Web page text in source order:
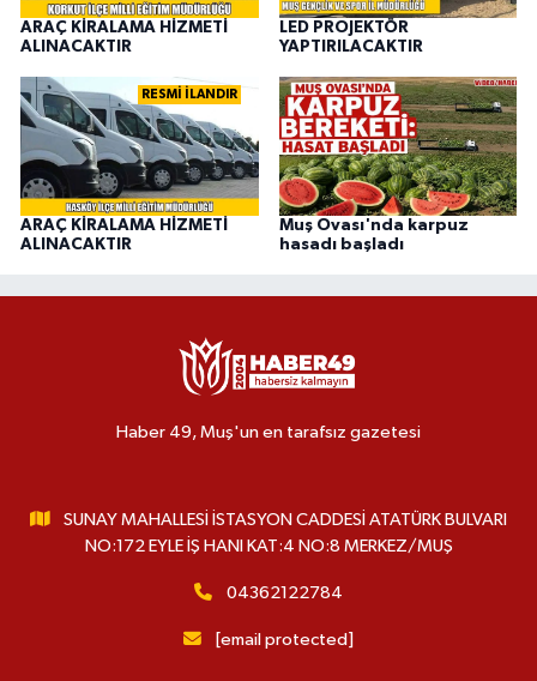
ARAÇ KİRALAMA HİZMETİ
ALINACAKTIR
LED PROJEKTÖR
YAPTIRILACAKTIR
RESMİ İLANDIR
ARAÇ KİRALAMA HİZMETİ
ALINACAKTIR
Muş Ovası'nda karpuz
hasadı başladı
Haber 49, Muş'un en tarafsız gazetesi
SUNAY MAHALLESİ İSTASYON CADDESİ ATATÜRK BULVARI
NO:172 EYLE İŞ HANI KAT:4 NO:8 MERKEZ/MUŞ
04362122784
[email protected]